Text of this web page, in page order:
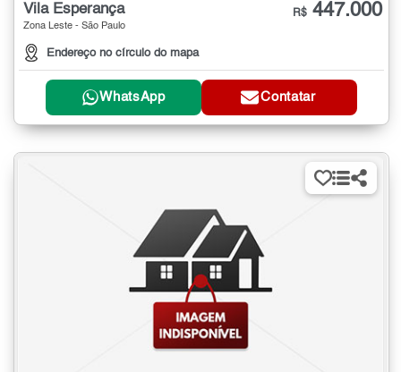
Vila Esperança
Zona Leste - São Paulo
Endereço no círculo do mapa
R$ 447.000
WhatsApp Contatar